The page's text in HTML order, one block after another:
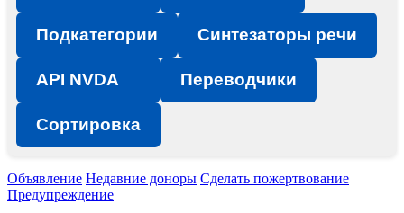
Подкатегории Синтезаторы речи
API NVDA Переводчики
Сортировка
Объявление Недавние доноры Сделать пожертвование
Предупреждение